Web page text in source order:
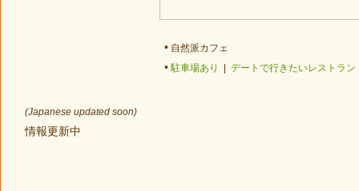
• 自然派カフェ
• 駐車場あり デートで行きたいレストラ
(Japanese updated soon)
情報更新中